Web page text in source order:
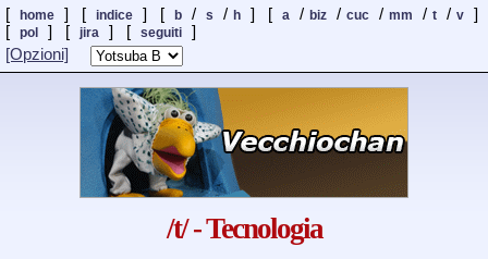
[ home ] [ indice ] [ b / s / h ] [ a / biz / cuc / mm / t / v
]
[
pol ] [ jira ] [ seguiti
]
[Opzioni]
/t/ - Tecnologia